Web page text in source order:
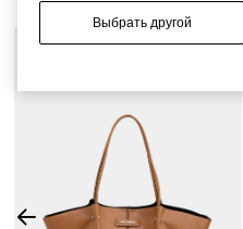
Выбрать другой